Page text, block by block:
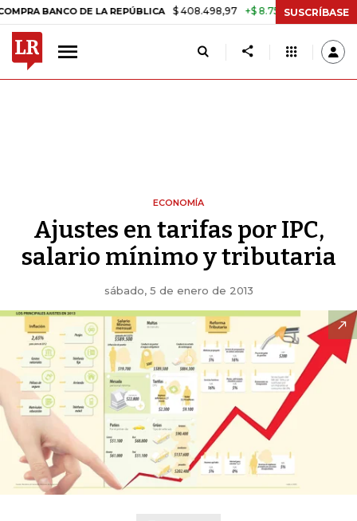
DE LA REPÚBLICA $ 408.498,97 +$ 8.753,81 +2,19% TASA
SUSCRÍBASE
ECONOMÍA
Ajustes en tarifas por IPC,
salario mínimo y tributaria
sábado, 5 de enero de 2013